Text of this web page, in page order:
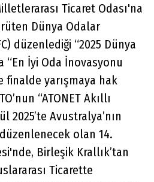
Ticaret Odası'na
Dünya Odalar
düzenlediği “2025 Dünya
“En İyi Oda İnovasyonu
finalde yarışmaya hak
“ATONET Akıllı
2025’te Avustralya’nın
olan 14.
Birleşik Krallık’tan
Ticarette